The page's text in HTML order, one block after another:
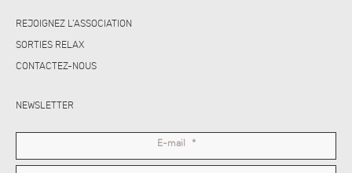
REJOIGNEZ L’ASSOCIATION
SORTIES RELAX
CONTACTEZ-NOUS
NEWSLETTER
E-mail *